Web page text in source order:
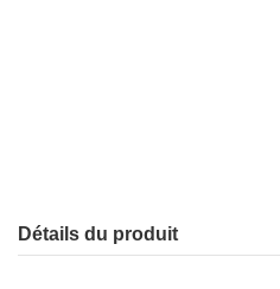
Détails du produit